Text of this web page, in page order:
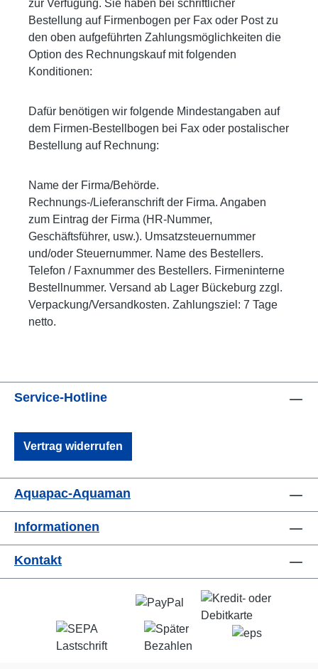
zur Verfügung. Sie haben bei schriftlicher
Bestellung auf Firmenbogen per Fax oder Post zu
den oben aufgeführten Zahlungsmöglichkeiten die
Option des Rechnungskauf mit folgenden
Konditionen:
Dafür benötigen wir folgende Mindestangaben auf
dem Firmen-Bestellbogen bei Fax oder postalischer
Bestellung auf Rechnung:
Name der Firma/Behörde.
Rechnungs-/Lieferanschrift der Firma. Angaben
zum Eintrag der Firma (HR-Nummer,
Geschäftsführer, usw.). Umsatzsteuernummer
und/oder Steuernummer. Name des Bestellers.
Telefon / Faxnummer des Bestellers. Firmeninterne
Bestellnummer. Versand ab Lager Bückeburg zzgl.
Verpackung/Versandkosten. Zahlungsziel: 7 Tage
netto.
Service-Hotline
Vertrag widerrufen
Aquapac-Aquaman
Informationen
Kontakt